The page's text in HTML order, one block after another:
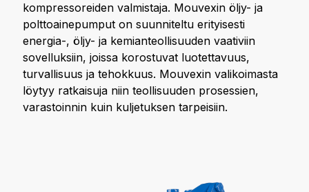
kompressoreiden valmistaja. Mouvexin öljy- ja
polttoainepumput on suunniteltu erityisesti
energia-, öljy- ja kemianteollisuuden vaativiin
sovelluksiin, joissa korostuvat luotettavuus,
turvallisuus ja tehokkuus. Mouvexin valikoimasta
löytyy ratkaisuja niin teollisuuden prosessien,
varastoinnin kuin kuljetuksen tarpeisiin.